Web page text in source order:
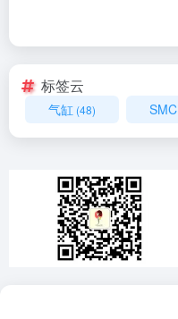
标签云
气缸 (48) SMC